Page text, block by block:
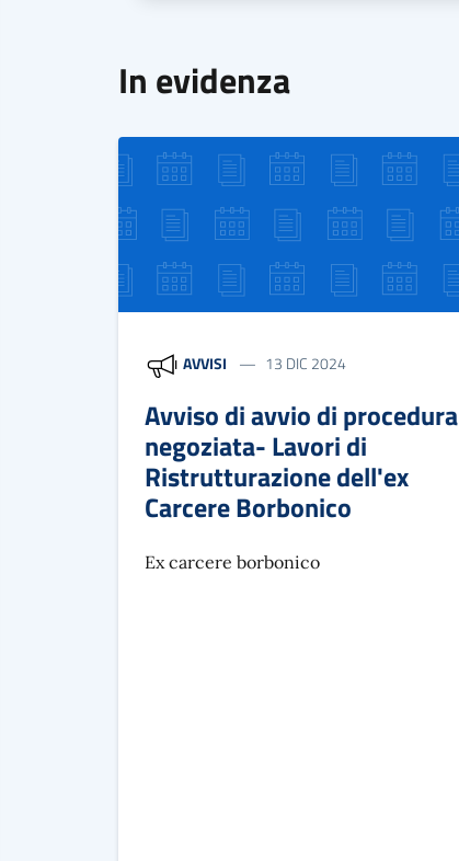
In evidenza
AVVISI 13 DIC 2024
Avviso di avvio di procedura
negoziata- Lavori di
Ristrutturazione dell'ex
Carcere Borbonico
Ex carcere borbonico